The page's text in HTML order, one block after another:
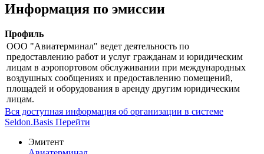
Информация по эмиссии
Профиль
ООО "Авиатерминал" ведет деятельность по
предоставлению работ и услуг гражданам и юридическим
лицам в аэропортовом обслуживании при международных
воздушных сообщениях и предоставлению помещений,
площадей и оборудования в аренду другим юридическим
лицам.
Вся доступная информация об организации в системе
Seldon.Basis Перейти
Эмитент